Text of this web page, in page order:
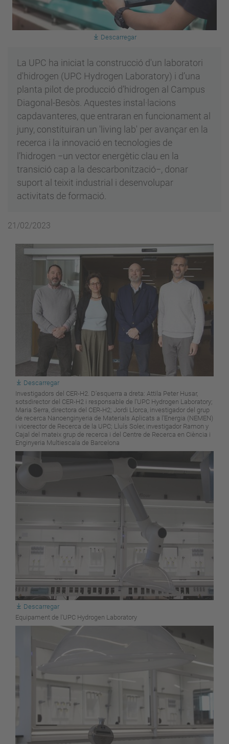
Descarregar
La UPC ha iniciat la construcció d'un laboratori
d'hidrogen (UPC Hydrogen Laboratory) i d’una
planta pilot de producció d’hidrogen al Campus
Diagonal-Besòs. Aquestes instal·lacions
capdavanteres, que entraran en funcionament al
juny, constituiran un 'living lab' per avançar en la
recerca i la innovació en tecnologies de
l’hidrogen −un vector energètic clau en la
transició cap a la descarbonització−, donar
suport al teixit industrial i desenvolupar
activitats de formació.
21/02/2023
Descarregar
Investigadors del CER-H2. D'esquerra a dreta: Attila Peter Husar,
sotsdirector del CER-H2 i responsable de l'UPC Hydrogen Laboratory;
Maria Serra, directora del CER-H2; Jordi Llorca, investigador del grup
de recerca Nanoenginyeria de Materials Aplicats a l’Energia (NEMEN)
i vicerector de Recerca de la UPC; Lluís Soler, investigador Ramon y
Cajal del mateix grup de recerca i del Centre de Recerca en Ciència i
Enginyeria Multiescala de Barcelona
Descarregar
Equipament de l'UPC Hydrogen Laboratory